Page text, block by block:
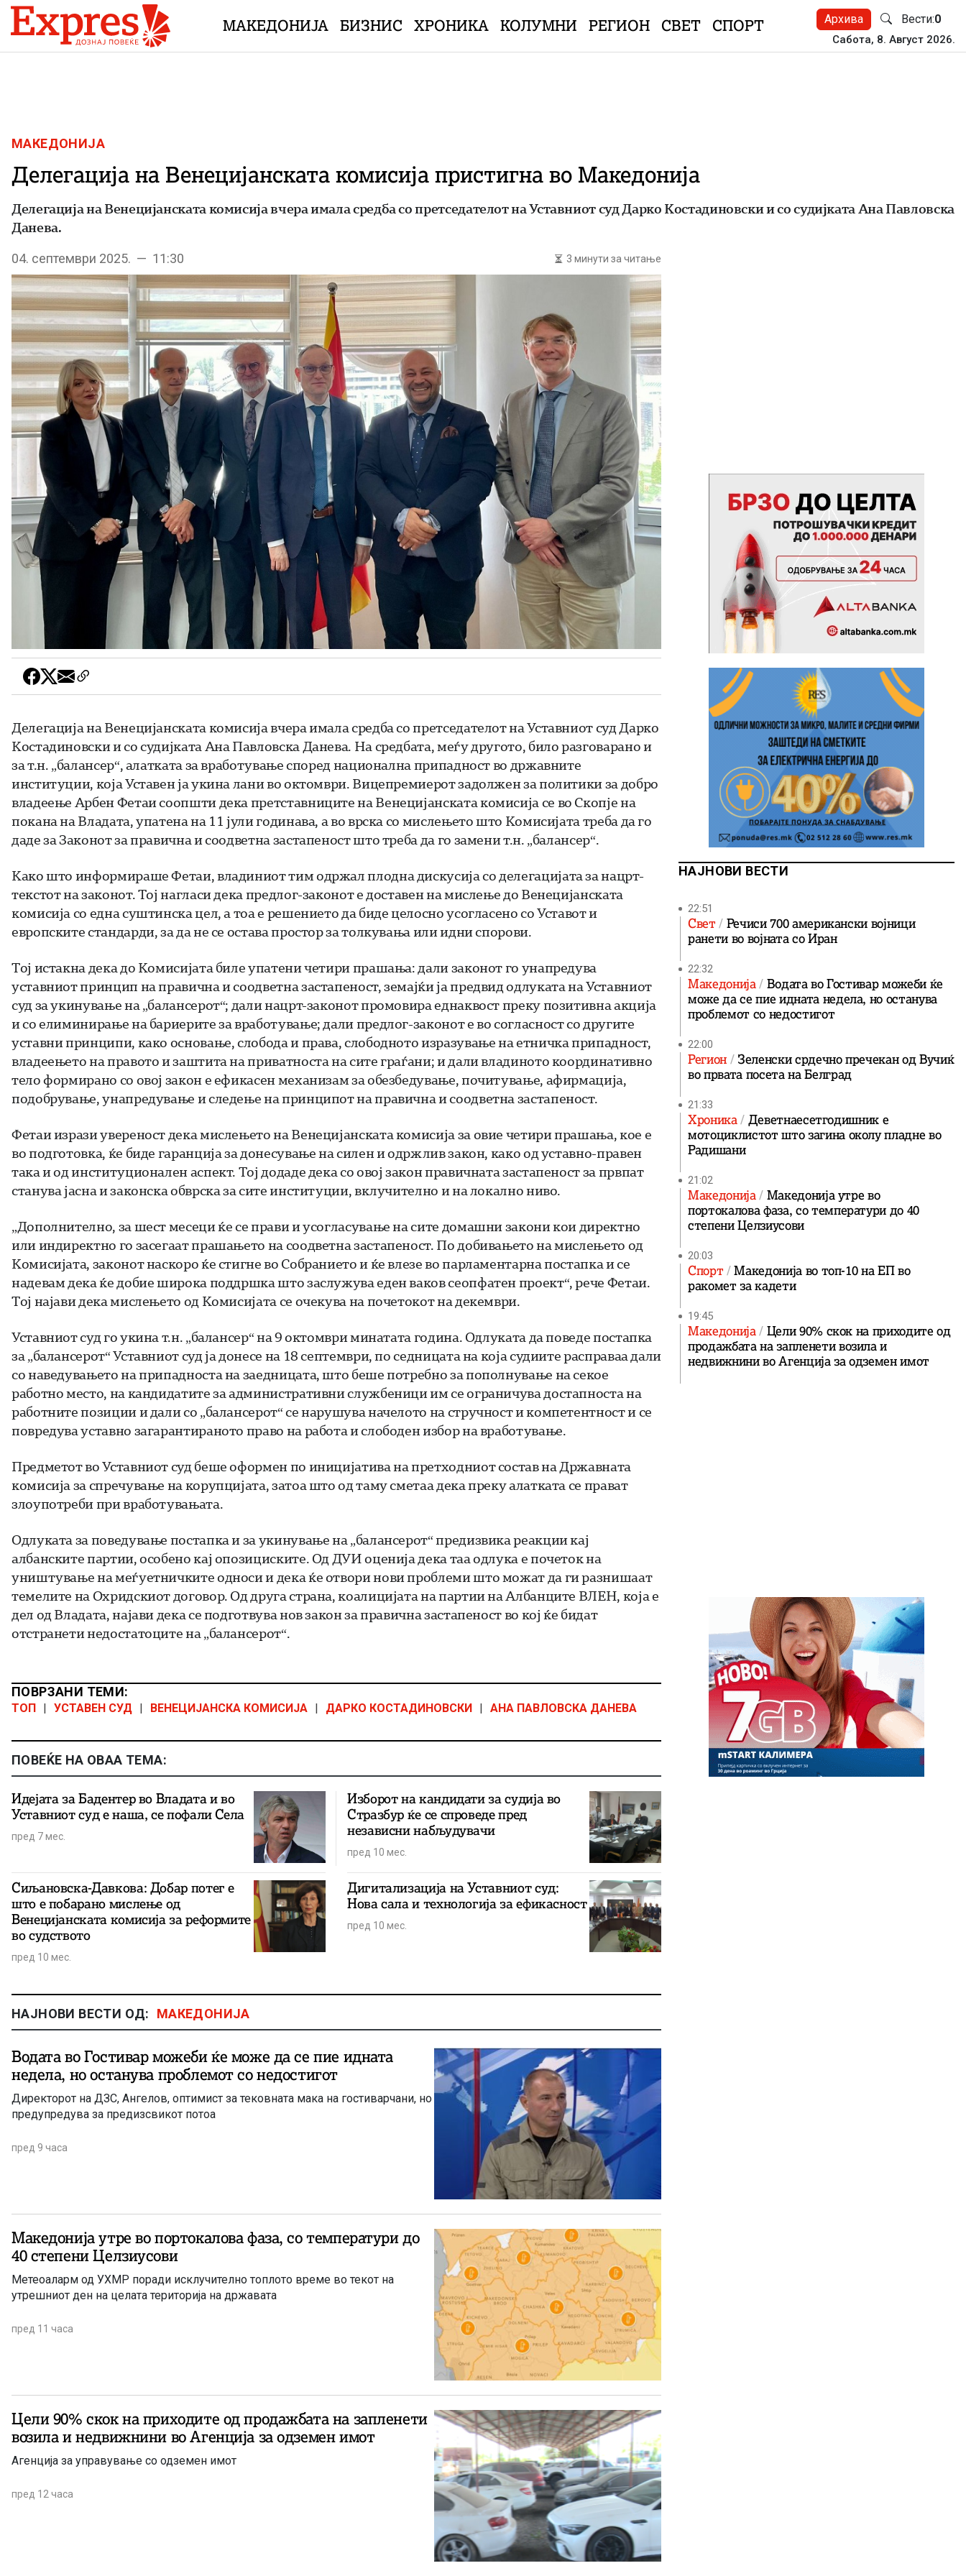
Skip to content
МАКЕДОНИЈА БИЗНИС ХРОНИКА КОЛУМНИ РЕГИОН СВЕТ СПОРТ Архива Вести:0
Сабота, 8. Август 2026.
МАКЕДОНИЈА
Делегација на Венецијанската комисија пристигна во Македонија
Делегација на Венецијанската комисија вчера имала средба со претседателот на Уставниот суд Дарко Костадиновски и со судијката Ана Павловска
Данева.
04. септември 2025. — 11:30 3 минути за читање
Делегација на Венецијанската комисија вчера имала средба со претседателот на Уставниот суд Дарко
Костадиновски и со судијката Ана Павловска Данева. На средбата, меѓу другото, било разговарано и
за т.н. „балансер“, алатката за вработување според национална припадност во државните
институции, која Уставен ја укина лани во октомври. Вицепремиерот задолжен за политики за добро
владеење Арбен Фетаи соопшти дека претставниците на Венецијанската комисија се во Скопје на
покана на Владата, упатена на 11 јули годинава, а во врска со мислењето што Комисијата треба да го
даде за Законот за правична и соодветна застапеност што треба да го замени т.н. „балансер“.
Како што информираше Фетаи, владиниот тим одржал плодна дискусија со делегацијата за нацрт-
текстот на законот. Тој нагласи дека предлог-законот е доставен на мислење до Венецијанската
комисија со една суштинска цел, а тоа е решението да биде целосно усогласено со Уставот и
европските стандарди, за да не се остава простор за толкувања или идни спорови.
Тој истакна дека до Комисијата биле упатени четири прашања: дали законот го унапредува
уставниот принцип на правична и соодветна застапеност, земајќи ја предвид одлуката на Уставниот
суд за укинување на „балансерот“; дали нацрт-законот промовира еднаквост преку позитивна акција
и со елиминирање на бариерите за вработување; дали предлог-законот е во согласност со другите
уставни принципи, како основање, слобода и права, слободното изразување на етничка припадност,
владеењето на правото и заштита на приватноста на сите граѓани; и дали владиното координативно
тело формирано со овој закон е ефикасен механизам за обезбедување, почитување, афирмација,
подобрување, унапредување и следење на принципот на правична и соодветна застапеност.
Фетаи изрази увереност дека мислењето на Венецијанската комисија за овие четири прашања, кое е
во подготовка, ќе биде гаранција за донесување на силен и одржлив закон, како од уставно-правен
така и од институционален аспект. Тој додаде дека со овој закон правичната застапеност за првпат
станува јасна и законска обврска за сите институции, вклучително и на локално ниво.
„Дополнително, за шест месеци ќе се прави и усогласување на сите домашни закони кои директно
или индиректно го засегаат прашањето на соодветна застапеност. По добивањето на мислењето од
Комисијата, законот наскоро ќе стигне во Собранието и ќе влезе во парламентарна постапка и се
надевам дека ќе добие широка поддршка што заслужува еден ваков сеопфатен проект“, рече Фетаи.
Тој најави дека мислењето од Комисијата се очекува на почетокот на декември.
Уставниот суд го укина т.н. „балансер“ на 9 октомври минатата година. Одлуката да поведе постапка
за „балансерот“ Уставниот суд ја донесе на 18 септември, по седницата на која судиите расправаа дали
со наведувањето на припадноста на заедницата, што беше потребно за пополнување на секое
работно место, на кандидатите за административни службеници им се ограничува достапноста на
работните позиции и дали со „балансерот“ се нарушува начелото на стручност и компетентност и се
повредува уставно загарантираното право на работа и слободен избор на вработување.
Предметот во Уставниот суд беше оформен по иницијатива на претходниот состав на Државната
комисија за спречување на корупцијата, затоа што од таму сметаа дека преку алатката се прават
злоупотреби при вработувањата.
Одлуката за поведување постапка и за укинување на „балансерот“ предизвика реакции кај
албанските партии, особено кај опозициските. Од ДУИ оценија дека таа одлука е почеток на
уништување на меѓуетничките односи и дека ќе отвори нови проблеми што можат да ги разнишаат
темелите на Охридскиот договор. Од друга страна, коалицијата на партии на Албанците ВЛЕН, која е
дел од Владата, најави дека се подготвува нов закон за правична застапеност во кој ќе бидат
отстранети недостатоците на „балансерот“.
ПОВРЗАНИ ТЕМИ:
ТОП | УСТАВЕН СУД | ВЕНЕЦИЈАНСКА КОМИСИЈА | ДАРКО КОСТАДИНОВСКИ | АНА ПАВЛОВСКА ДАНЕВА
ПОВЕЌЕ НА ОВАА ТЕМА:
Идејата за Бадентер во Владата и во
Уставниот суд е наша, се пофали Села
пред 7 мес.
Изборот на кандидати за судија во
Стразбур ќе се спроведе пред
независни набљудувачи
пред 10 мес.
Сиљановска-Давкова: Добар потег е
што е побарано мислење од
Венецијанската комисија за реформите
во судството
пред 10 мес.
Дигитализација на Уставниот суд:
Нова сала и технологија за ефикасност
пред 10 мес.
НАЈНОВИ ВЕСТИ ОД: МАКЕДОНИЈА
Водата во Гостивар можеби ќе може да се пие идната
недела, но останува проблемот со недостигот
Директорот на ДЗС, Ангелов, оптимист за тековната мака на гостиварчани, но
предупредува за предизсвикот потоа
пред 9 часа
Македонија утре во портокалова фаза, со температури до
40 степени Целзиусови
Метеоаларм од УХМР поради исклучително топлото време во текот на
утрешниот ден на целата територија на државата
пред 11 часа
Цели 90% скок на приходите од продажбата на запленети
возила и недвижнини во Агенција за одземен имот
Агенција за управување со одземен имот
пред 12 часа
НАЈНОВИ ВЕСТИ
22:51
Свет Речиси 700 американски војници
ранети во војната со Иран
22:32
Македонија Водата во Гостивар можеби ќе
може да се пие идната недела, но останува
проблемот со недостигот
22:00
Регион
Зеленски срдечно пречекан од Вучиќ
во првата посета на Белград
21:33
Хроника Деветнаесетгодишник е
мотоциклистот што загина околу пладне во
Радишани
21:02
Македонија Македонија утре во
портокалова фаза, со температури до 40
степени Целзиусови
20:03
Спорт
Македонија во топ-10 на ЕП во
ракомет за кадети
19:45
Македонија Цели 90% скок на приходите од
продажбата на запленети возила и
недвижнини во Агенција за одземен имот